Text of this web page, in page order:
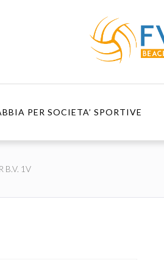
PER SOCIETA’ SPORTIVE
B.V. 1V